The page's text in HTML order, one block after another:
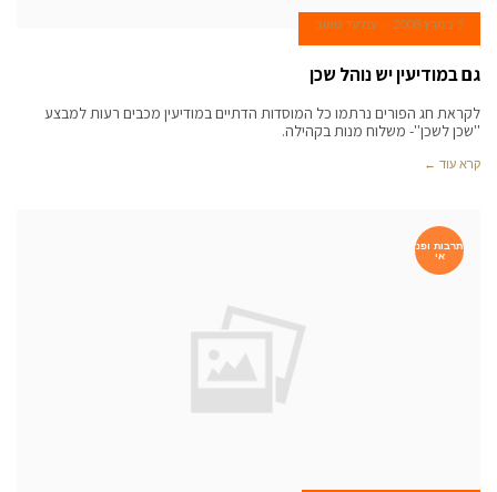
3 במרץ 2008 עמיעד טאוב
גם במודיעין יש נוהל שכן
לקראת חג הפורים נרתמו כל המוסדות הדתיים במודיעין מכבים רעות למבצע
''שכן לשכן''- משלוח מנות בקהילה.
קרא עוד ←
תרבות ופנ
אי